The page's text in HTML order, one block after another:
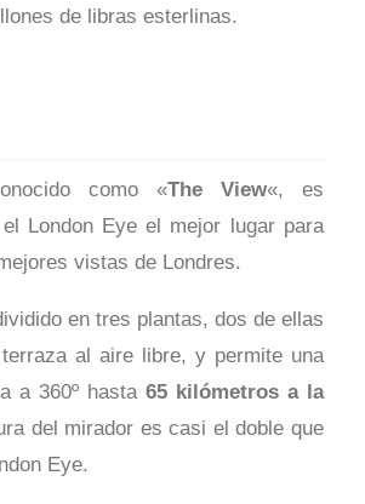
de libras esterlinas.
como «The View«, es
London Eye el mejor lugar para
vistas de Londres.
en tres plantas, dos de ellas
al aire libre, y permite una
a 360º hasta 65 kilómetros a la
del mirador es casi el doble que
Eye.